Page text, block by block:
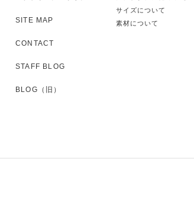
SITE MAP
CONTACT
STAFF BLOG
BLOG（旧）
サイズについて
素材について